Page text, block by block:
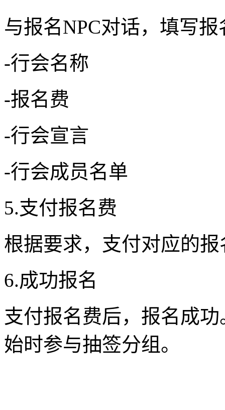
与报名NPC对话，填写
-行会名称
-报名费
-行会宣言
-行会成员名单
5.支付报名费
根据要求，支付对应的
6.成功报名
支付报名费后，报名成
始时参与抽签分组。